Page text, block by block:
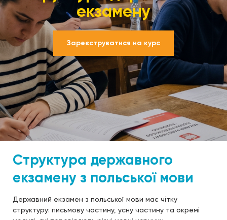
екзамену
Зареєструватися на курс
Структура державного
екзамену з польської мови
Державний екзамен з польської мови має чітку
структуру: письмову частину, усну частину та окремі